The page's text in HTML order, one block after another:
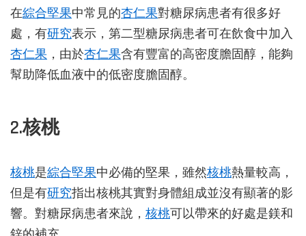
在綜合堅果中常見的杏仁果對糖尿病患者有很多好
處，有研究表示，第二型糖尿病患者可在飲食中加入
杏仁果 ，由於杏仁果含有豐富的高密度膽固醇，能夠
幫助降低血液中的低密度膽固醇。
2.核桃
核桃是綜合堅果中必備的堅果，雖然核桃熱量較高，
但是有研究指出核桃其實對身體組成並沒有顯著的影
響。對糖尿病患者來說， 核桃可以帶來的好處是鎂和